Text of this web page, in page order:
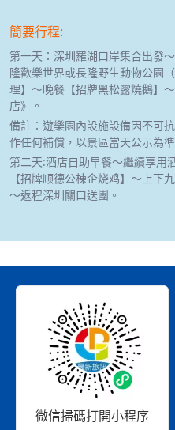
簡要行程:
第一天：深圳羅湖口岸集合出發
隆歡樂世界或長隆野生動物公園
理】～晚餐【招牌黑松露燒鵝】
店》。
備註：遊樂園內設施設備因不可
作任何補償，以景區當天公示為準
第二天:酒店自助早餐～繼續享用
【招牌顺德公棟企烧鸡】～上下
～返程深圳關口送團。
微信掃碼打開小程序